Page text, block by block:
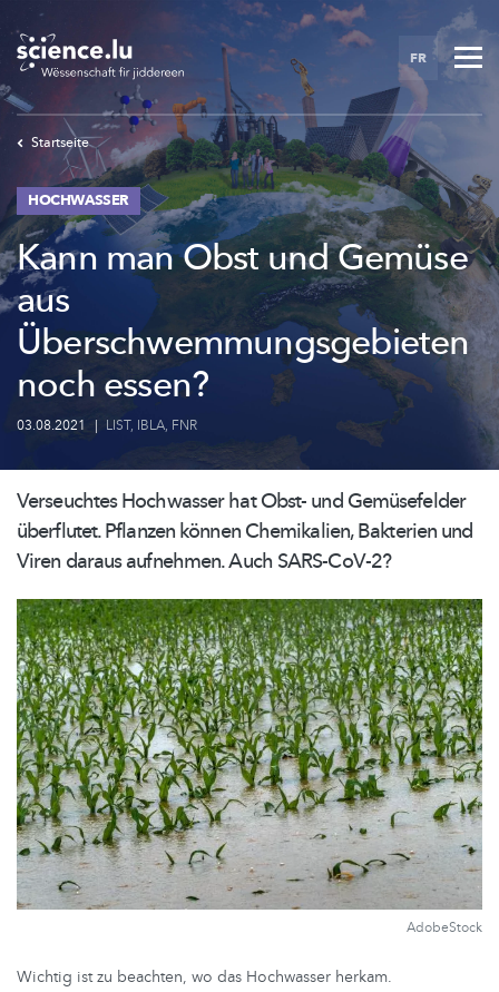
to
main
content
FR
Startseite
HOCHWASSER
Kann man Obst und Gemüse
aus
Überschwemmungsgebieten
noch essen?
03.08.2021 | LIST, IBLA, FNR
Verseuchtes Hochwasser hat Obst- und Gemüsefelder
überflutet. Pflanzen können Chemikalien, Bakterien und
Viren daraus aufnehmen. Auch SARS-CoV-2?
AdobeStock
Wichtig ist zu beachten, wo das Hochwasser herkam.